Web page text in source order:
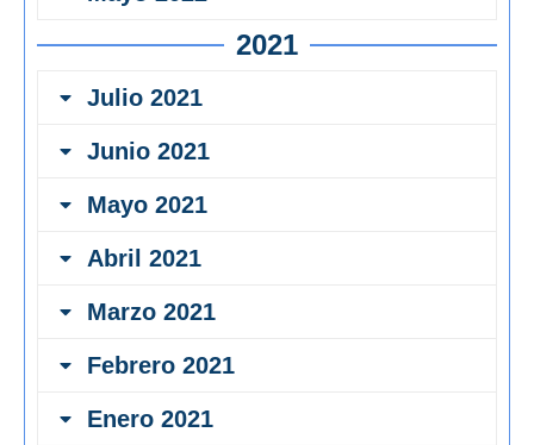
2021
Julio 2021
Junio 2021
Mayo 2021
Abril 2021
Marzo 2021
Febrero 2021
Enero 2021